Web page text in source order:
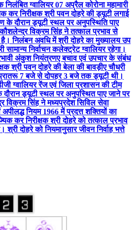
निलंबित ग्वालियर 07 अप्रैल कोरोना महामारी
कर निरीक्षक श्री पवन दोहरे की ड्यूटी लगाई
के दौरान ड्यूटी स्थल पर अनुपस्थिति पाए
विक्रम सिंह ने तत्काल प्रभाव से
है। निलंबन अवधि में श्री दोहरे का मुख्यालय उप
सामान्य निर्वाचन कलेक्ट्रेट ग्वालियर रहेगा।
अंकुश नियंत्रणए बचाव एवं उपचार के संबंध
श्री पवन दोहरे की बेला की बावड़ीए चौधरी
प्रातरू 7 बजे से दोपहर 3 बजे तक ड्यूटी थी।
ग्वालियर रेंज एवं जिला प्रशासन की टीम
के दौरान ड्यूटी स्थल पर अनुपस्थित पाए जाने पर
विक्रम सिंह ने मध्यप्रदेश सिविल सेवा
नियम 1966 में प्रदत्त शक्तियों का
कर निरीक्षक श्री दोहरे को तत्काल प्रभाव
दोहरे को नियमानुसार जीवन निर्वाह भत्ते